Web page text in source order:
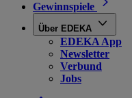
Gewinnspiele
Über EDEKA
EDEKA App
Newsletter
Verbund
Jobs